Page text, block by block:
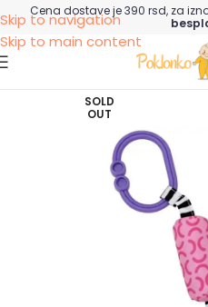
Skip to navigation
Skip to main content
Cena dostave je 390 rsd, za
SOLD
OUT